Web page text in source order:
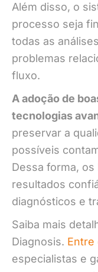
Além disso, o
processo seja
todas as
problemas
fluxo.
A adoção de
tecnologias
preservar a
possíveis
Dessa forma,
resultados
diagnósticos e
Saiba mais
Diagnosis. Entre
especialistas e